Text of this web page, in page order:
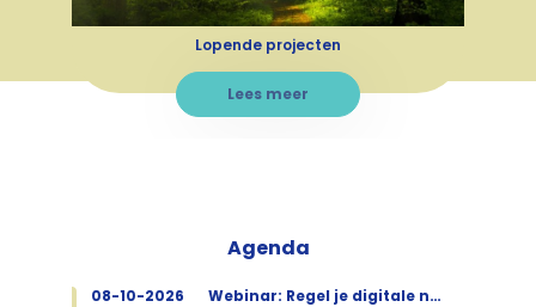
Lopende projecten
Lees meer
Agenda
08-10-2026
Webinar: Regel je digitale nalatenschap